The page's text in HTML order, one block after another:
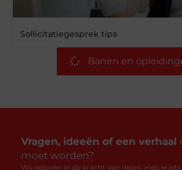
Sollicitatiegesprek tips
Banen en
Vragen, ideeën of een verhaal
moet worden?
Wij geloven in de kracht van delen. Heb je